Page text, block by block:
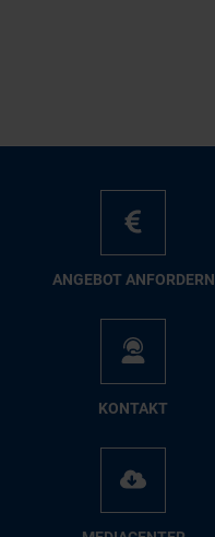
AN­GE­BOT AN­FOR­DERN
KON­TAKT